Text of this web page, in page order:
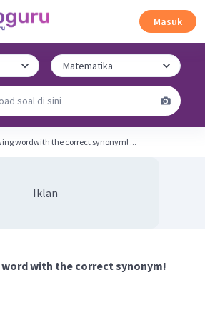
Masuk
wordwith the correct synonym! ...
Iklan
with the correct synonym!